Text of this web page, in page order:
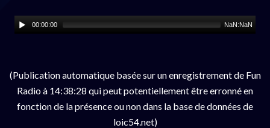
00:00:00 NaN:NaN
(Publication automatique basée sur un enregistrement de Fun
Radio à 14:38:28 qui peut potentiellement être erronné en
fonction de la présence ou non dans la base de données de
loic54.net)